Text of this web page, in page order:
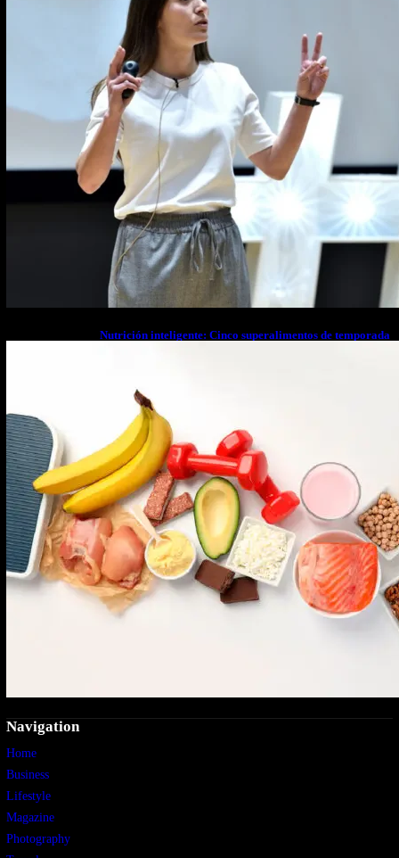
Nutrición inteligente: Cinco superalimentos de temporada
Navigation
Home
Business
Lifestyle
Magazine
Photography